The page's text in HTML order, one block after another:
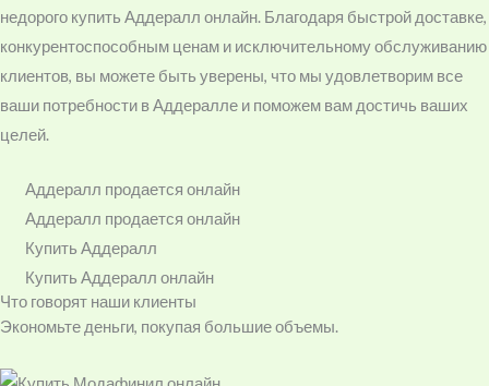
недорого купить Аддералл онлайн. Благодаря быстрой доставке,
конкурентоспособным ценам и исключительному обслуживанию
клиентов, вы можете быть уверены, что мы удовлетворим все
ваши потребности в Аддералле и поможем вам достичь ваших
целей.
Аддералл продается онлайн
Аддералл продается онлайн
Купить Аддералл
Купить Аддералл онлайн
Что говорят наши клиенты
Экономьте деньги, покупая большие объемы.